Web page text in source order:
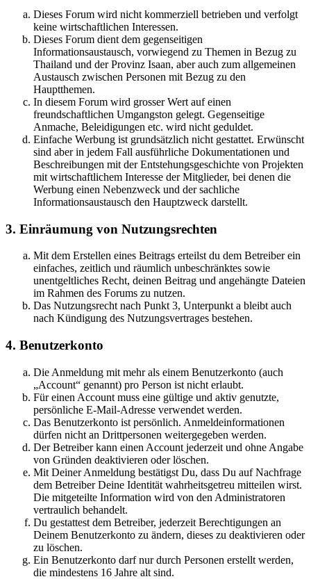
Dieses Forum wird nicht kommerziell betrieben und verfolgt
keine wirtschaftlichen Interessen.
Dieses Forum dient dem gegenseitigen
Informationsaustausch, vorwiegend zu Themen in Bezug zu
Thailand und der Provinz Isaan, aber auch zum allgemeinen
Austausch zwischen Personen mit Bezug zu den
Hauptthemen.
In diesem Forum wird grosser Wert auf einen
freundschaftlichen Umgangston gelegt. Gegenseitige
Anmache, Beleidigungen etc. wird nicht geduldet.
Einfache Werbung ist grundsätzlich nicht gestattet. Erwünscht
sind aber in jedem Fall ausführliche Dokumentationen und
Beschreibungen mit der Entstehungsgeschichte von Projekten
mit wirtschaftlichem Interesse der Mitglieder, bei denen die
Werbung einen Nebenzweck und der sachliche
Informationsaustausch den Hauptzweck darstellt.
3. Einräumung von Nutzungsrechten
Mit dem Erstellen eines Beitrags erteilst du dem Betreiber ein
einfaches, zeitlich und räumlich unbeschränktes sowie
unentgeltliches Recht, deinen Beitrag und angehängte Dateien
im Rahmen des Forums zu nutzen.
Das Nutzungsrecht nach Punkt 3, Unterpunkt a bleibt auch
nach Kündigung des Nutzungsvertrages bestehen.
4. Benutzerkonto
Die Anmeldung mit mehr als einem Benutzerkonto (auch
„Account“ genannt) pro Person ist nicht erlaubt.
Für einen Account muss eine gültige und aktiv genutzte,
persönliche E-Mail-Adresse verwendet werden.
Das Benutzerkonto ist persönlich. Anmeldeinformationen
dürfen nicht an Drittpersonen weitergegeben werden.
Der Betreiber kann einen Account jederzeit und ohne Angabe
von Gründen deaktivieren oder löschen.
Mit Deiner Anmeldung bestätigst Du, dass Du auf Nachfrage
dem Betreiber Deine Identität wahrheitsgetreu mitteilen wirst.
Die mitgeteilte Information wird von den Administratoren
vertraulich behandelt.
Du gestattest dem Betreiber, jederzeit Berechtigungen an
Deinem Benutzerkonto zu ändern, dieses zu deaktivieren oder
zu löschen.
Ein Benutzerkonto darf nur durch Personen erstellt werden,
die mindestens 16 Jahre alt sind.